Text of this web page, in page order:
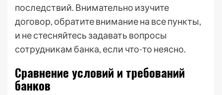
последствий. Внимательно изучите
договор, обратите внимание на все пункты,
и не стесняйтесь задавать вопросы
сотрудникам банка, если что-то неясно.
Сравнение условий и требований
банков